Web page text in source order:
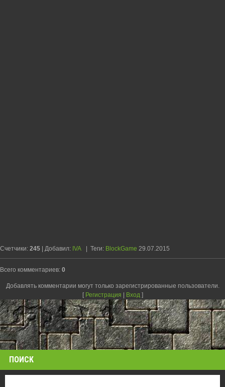
Счетчики: 245 Добавил: IVA Теги: BlockGame 29.07.2015
Всего комментариев: 0
Добавлять комментарии могут только зарегистрированные пользователи.
[ Регистрация Вход]
ПОИСК